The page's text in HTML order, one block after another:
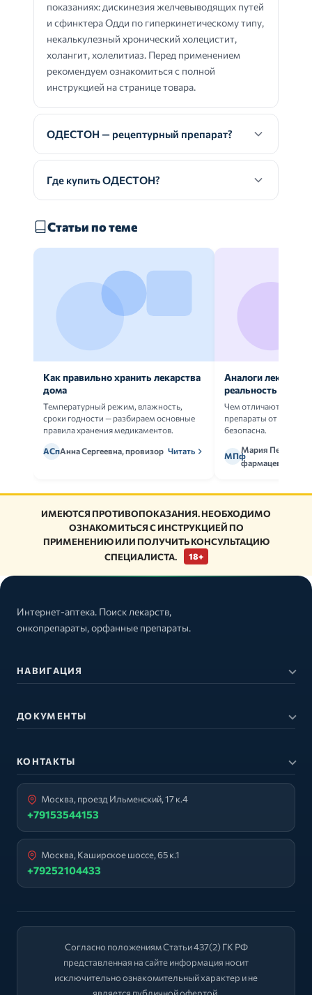
показаниях: дискинезия желчевыводящих путей
и сфинктера Одди по гиперкинетическому типу,
некалькулезный хронический холецистит,
холангит, холелитиаз. Перед применением
рекомендуем ознакомиться с полной
инструкцией на странице товара.
ОДЕСТОН — рецептурный препарат?
Где купить ОДЕСТОН?
Статьи по теме
Как правильно хранить лекарства
дома
Температурный режим, влажность,
сроки годности — разбираем основные
правила хранения медикаментов.
АСпАнна Сергеевна, провизор Читать
Аналоги
реальность
Чем отличаются
препараты от
безопасна.
МПф
Мария Петрова,
фармацевт
ИМЕЮТСЯ ПРОТИВОПОКАЗАНИЯ. НЕОБХОДИМО
ОЗНАКОМИТЬСЯ С ИНСТРУКЦИЕЙ ПО
ПРИМЕНЕНИЮ ИЛИ ПОЛУЧИТЬ КОНСУЛЬТАЦИЮ
СПЕЦИАЛИСТА.
18+
Интернет-аптека. Поиск лекарств,
онкопрепараты, орфанные препараты.
НАВИГАЦИЯ
ДОКУМЕНТЫ
КОНТАКТЫ
Москва, проезд Ильменский, 17 к.4
+79153544153
Москва, Каширское шоссе, 65 к.1
+79252104433
Согласно положениям Статьи 437(2) ГК РФ
представленная на сайте информация носит
исключительно ознакомительный характер и не
является публичной офертой.